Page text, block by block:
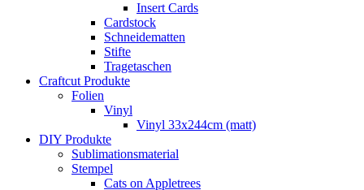
Insert Cards
Cardstock
Schneidematten
Stifte
Tragetaschen
Craftcut Produkte
Folien
Vinyl
Vinyl 33x244cm (matt)
DIY Produkte
Sublimationsmaterial
Stempel
Cats on Appletrees